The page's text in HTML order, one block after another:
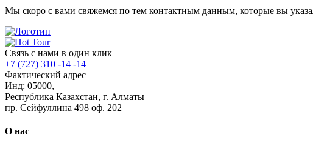
Мы скоро с вами свяжемся по тем контактным данным, которые вы
Связь с нами в один клик
+7 (727) 310 -14 -14
Фактический адрес
Инд: 05000,
Республика Казахстан, г. Алматы
пр. Сейфуллина 498 оф. 202
О нас